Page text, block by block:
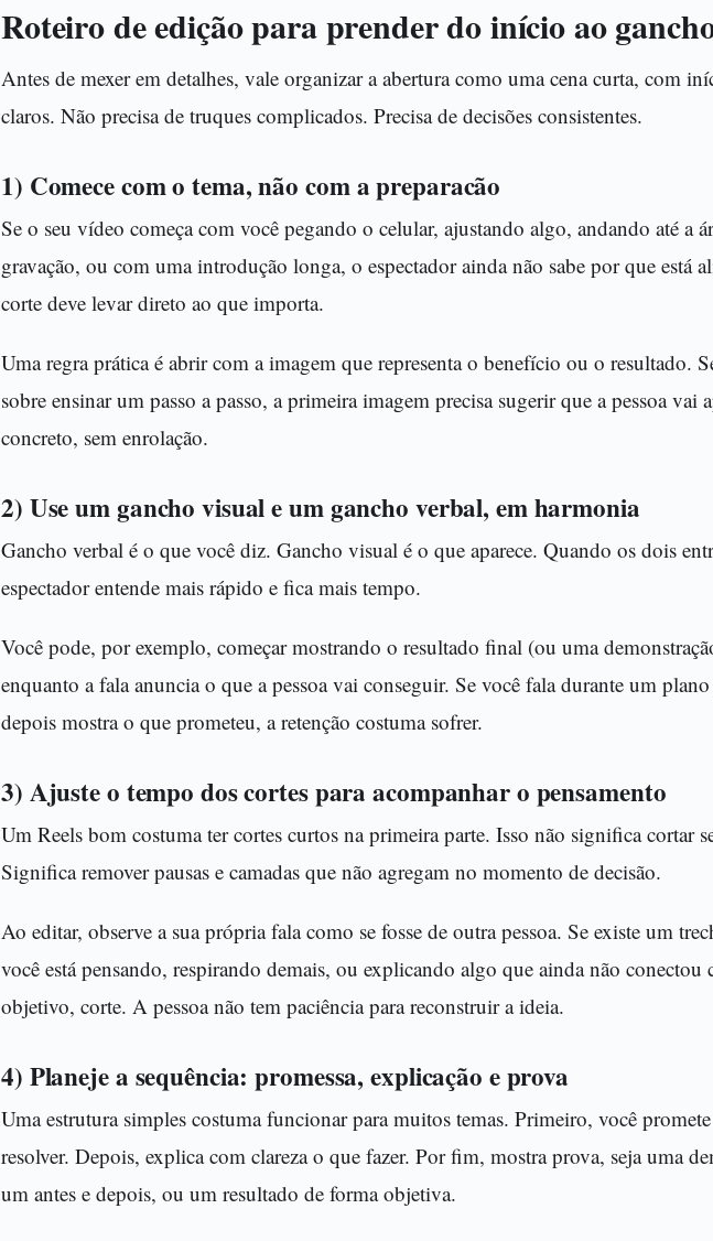
Roteiro de edição para prender do início ao
Antes de mexer em detalhes, vale organizar a abertura como uma cena curta, com
claros. Não precisa de truques complicados. Precisa de decisões consistentes.
1) Comece com o tema, não com a preparacão
Se o seu vídeo começa com você pegando o celular, ajustando algo, andando até a
gravação, ou com uma introdução longa, o espectador ainda não sabe por que está
corte deve levar direto ao que importa.
Uma regra prática é abrir com a imagem que representa o benefício ou o resultado.
sobre ensinar um passo a passo, a primeira imagem precisa sugerir que a pessoa vai
concreto, sem enrolação.
2) Use um gancho visual e um gancho verbal, em harmonia
Gancho verbal é o que você diz. Gancho visual é o que aparece. Quando os dois
espectador entende mais rápido e fica mais tempo.
Você pode, por exemplo, começar mostrando o resultado final (ou uma
enquanto a fala anuncia o que a pessoa vai conseguir. Se você fala durante um
depois mostra o que prometeu, a retenção costuma sofrer.
3) Ajuste o tempo dos cortes para acompanhar o pensamento
Um Reels bom costuma ter cortes curtos na primeira parte. Isso não significa cortar
Significa remover pausas e camadas que não agregam no momento de decisão.
Ao editar, observe a sua própria fala como se fosse de outra pessoa. Se existe um
você está pensando, respirando demais, ou explicando algo que ainda não conectou
objetivo, corte. A pessoa não tem paciência para reconstruir a ideia.
4) Planeje a sequência: promessa, explicação e prova
Uma estrutura simples costuma funcionar para muitos temas. Primeiro, você
resolver. Depois, explica com clareza o que fazer. Por fim, mostra prova, seja uma
um antes e depois, ou um resultado de forma objetiva.